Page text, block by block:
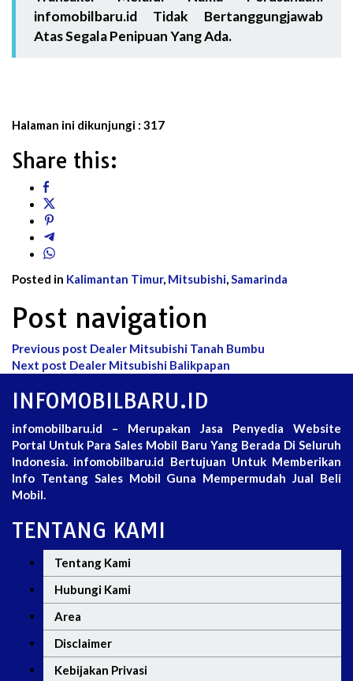
infomobilbaru.id Tidak Bertanggungjawab
Atas Segala Penipuan Yang Ada.
Halaman ini dikunjungi : 317
Share this:
Posted in Kalimantan Timur, Mitsubishi,Samarinda
Post navigation
Previous post Dealer Mitsubishi Tanah Bumbu
Next post Dealer Mitsubishi Balikpapan
INFOMOBILBARU.ID
infomobilbaru.id – Merupakan Jasa Penyedia Website
Portal Untuk Para Sales Mobil Baru Yang Berada Di Seluruh
Indonesia. infomobilbaru.id Bertujuan Untuk Memberikan
Info Tentang Sales Mobil Guna Mempermudah Jual Beli
Mobil.
TENTANG KAMI
Tentang Kami
Hubungi Kami
Area
Disclaimer
Kebijakan Privasi